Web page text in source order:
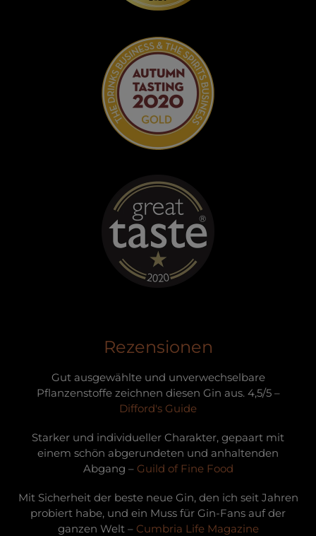
Rezensionen
Gut ausgewählte und unverwechselbare
Pflanzenstoffe zeichnen diesen Gin aus. 4,5/5 –
Difford's Guide
Starker und individueller Charakter, gepaart mit
einem schön abgerundeten und anhaltenden
Abgang – Guild of Fine Food
Mit Sicherheit der beste neue Gin, den ich seit Jahren
probiert habe, und ein Muss für Gin-Fans auf der
ganzen Welt – Cumbria Life Magazine